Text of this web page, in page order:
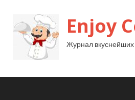
Enjoy
Журнал вкуснейших